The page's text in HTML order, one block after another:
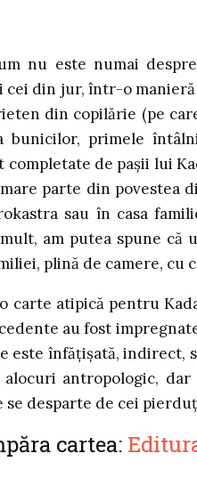
nu este numai
din jur, într-o manieră
din copilărie (pe
bunicilor, primele
completate de pașii lui
parte din povestea
sau în casa
am putea spune
plină de camere,
o carte atipică pentru
au fost
este înfățișată,
antropologic,
se desparte de cei
cartea: